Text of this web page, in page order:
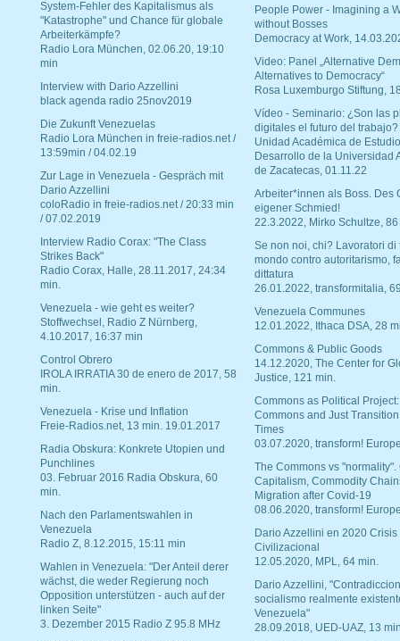
System-Fehler des Kapitalismus als
"Katastrophe" und Chance für globale
Arbeiterkämpfe?
Radio Lora München, 02.06.20, 19:10
min
Interview with Dario Azzellini
black agenda radio 25nov2019
Die Zukunft Venezuelas
Radio Lora München in freie-radios.net /
13:59min / 04.02.19
Zur Lage in Venezuela - Gespräch mit
Dario Azzellini
coloRadio in freie-radios.net / 20:33 min
/ 07.02.2019
Interview Radio Corax: "The Class
Strikes Back"
Radio Corax, Halle, 28.11.2017, 24:34
min.
Venezuela - wie geht es weiter?
Stoffwechsel, Radio Z Nürnberg,
4.10.2017, 16:37 min
Control Obrero
IROLA IRRATIA 30 de enero de 2017, 58
min.
Venezuela - Krise und Inflation
Freie-Radios.net, 13 min. 19.01.2017
Radia Obskura: Konkrete Utopien und
Punchlines
03. Februar 2016 Radia Obskura, 60
min.
Nach den Parlamentswahlen in
Venezuela
Radio Z, 8.12.2015, 15:11 min
Wahlen in Venezuela: "Der Anteil derer
wächst, die weder Regierung noch
Opposition unterstützen - auch auf der
linken Seite"
3. Dezember 2015 Radio Z 95.8 MHz
People Power - Imagining a
without Bosses
Democracy at Work,
Video: Panel „Alternative
Alternatives to Democracy“
Rosa Luxemburgo Stiftung,
Vídeo - Seminario: ¿Son las
digitales el futuro del trabajo?
Unidad Académica de
Desarrollo de la Universidad
de Zacatecas, 01.11.22
Arbeiter*innen als Boss. Des
eigener Schmied!
22.3.2022, Mirko Schultze, 86
Se non noi, chi? Lavoratori di
mondo contro autoritarismo,
dittatura
26.01.2022, transformitalia,
Venezuela Communes
12.01.2022, Ithaca DSA, 28
Commons & Public Goods
14.12.2020, The Center for
Justice, 121 min.
Commons as Political Project:
Commons and Just
Times
03.07.2020, transform!
The Commons vs "normality".
Capitalism, Commodity
Migration after Covid-19
08.06.2020, transform!
Dario Azzellini en 2020 Crisis
Civilizacional
12.05.2020, MPL, 64 min.
Dario Azzellini,
socialismo realmente
Venezuela"
28.09.2018, UED-UAZ, 13